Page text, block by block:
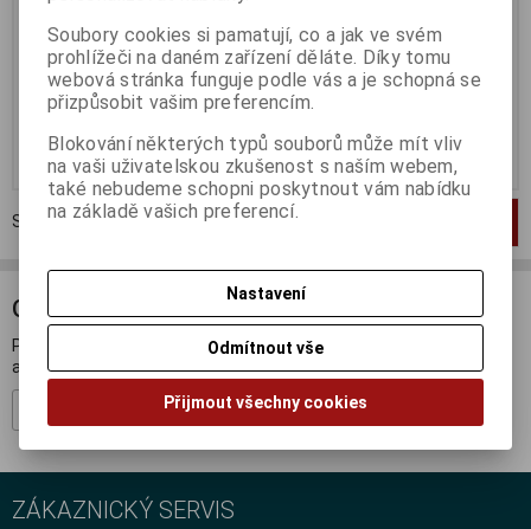
RouterBoard L11UG-5HaxD
Termín dodání (dny):3
1 995 Kč
Koupit
lite
Termín dodání (dny):3
1 452 Kč
Koupit
Strana 1z1Celkem2záznamů
ODBĚR NOVINEK
Přihlašte se k odběru novinek a buďte informováni o novinkách,
akcích a soutěžích.
ZÁKAZNICKÝ SERVIS
Soubory cookies si pamatují, co a jak ve svém
prohlížeči na daném zařízení děláte. Díky tomu
webová stránka funguje podle vás a je schopná se
přizpůsobit vašim preferencím.
Blokování některých typů souborů může mít vliv
na vaši uživatelskou zkušenost s naším webem,
také nebudeme schopni poskytnout vám nabídku
na základě vašich preferencí.
Nastavení
Odmítnout vše
Přijmout všechny cookies